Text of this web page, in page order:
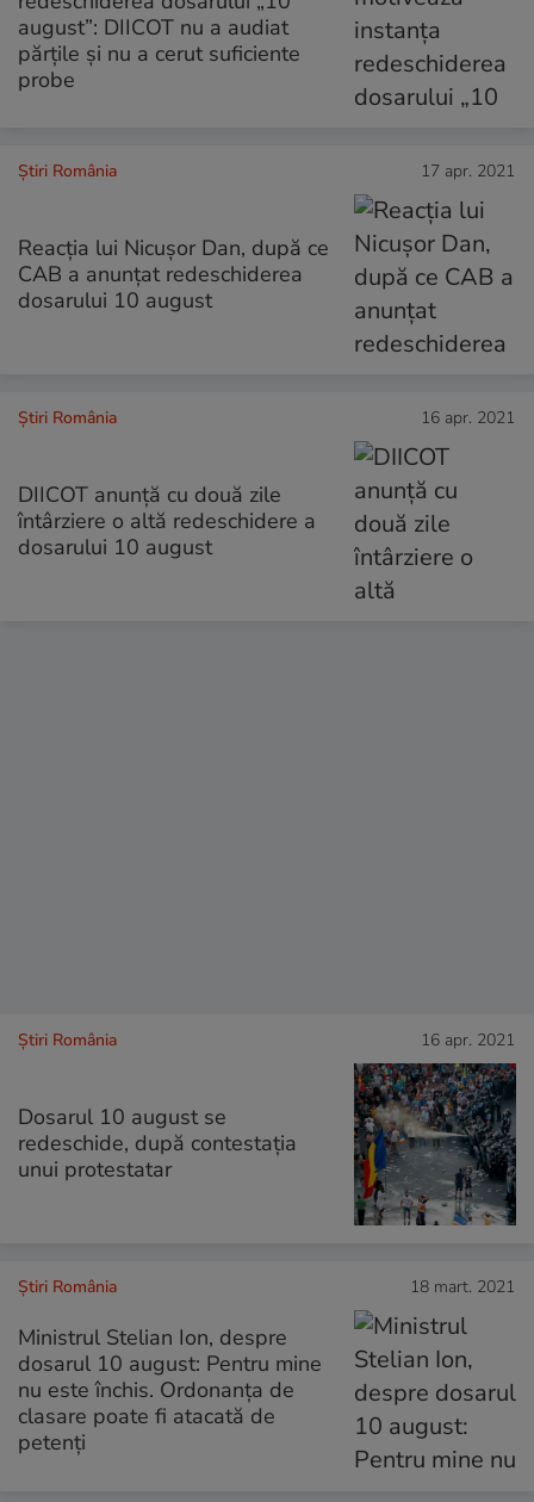
august”: DIICOT nu a audiat
părțile și nu a cerut suficiente
probe
Știri România 17 apr. 2021
Reacția lui Nicuşor Dan, după ce
CAB a anunțat redeschiderea
dosarului 10 august
Știri România 16 apr. 2021
DIICOT anunţă cu două zile
întârziere o altă redeschidere a
dosarului 10 august
Știri România 16 apr. 2021
Dosarul 10 august se
redeschide, după contestația
unui protestatar
Știri România 18 mart. 2021
Ministrul Stelian Ion, despre
dosarul 10 august: Pentru mine
nu este închis. Ordonanța de
clasare poate fi atacată de
petenți